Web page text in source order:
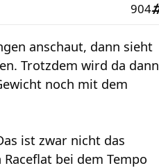
904
anschaut, dann sieht
Trotzdem wird da dann
noch mit dem
ist zwar nicht das
bei dem Tempo